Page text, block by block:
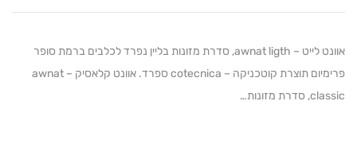
אוונט לייט – awnat ligth, סדרת מזונות בליין נפרד לכלבים ברמת סופר
פרימיום תוצרת קוטכניקה – cotecnica ספרד. אוונט קלאסיק – awnat